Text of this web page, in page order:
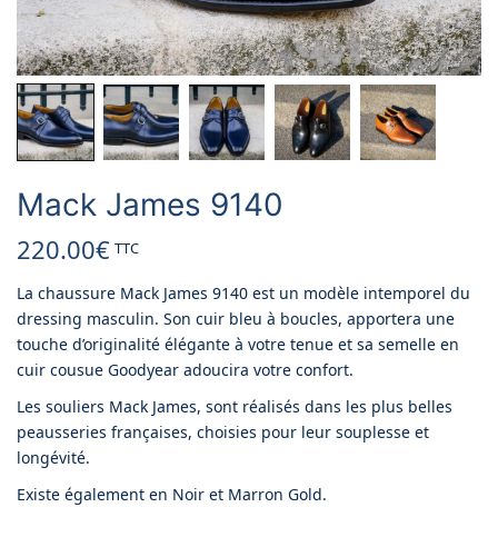
Mack James 9140
220.00€ TTC
La chaussure Mack James 9140 est un modèle intemporel du
dressing masculin. Son cuir bleu à boucles, apportera une
touche d’originalité élégante à votre tenue et sa semelle en
cuir cousue Goodyear adoucira votre confort.
Les souliers Mack James, sont réalisés dans les plus belles
peausseries françaises, choisies pour leur souplesse et
longévité.
Existe également en Noir et Marron Gold.